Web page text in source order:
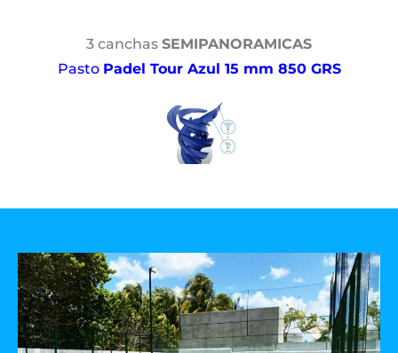
3 canchas SEMIPANORAMICAS
Pasto Padel Tour Azul 15 mm 850 GRS